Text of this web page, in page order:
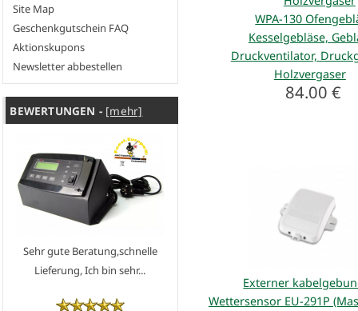
Site Map
Geschenkgutschein FAQ
Aktionskupons
Newsletter abbestellen
BEWERTUNGEN - [mehr]
Sehr gute Beratung,schnelle
Lieferung, Ich bin sehr...
WPA-130
Kesselgebläse,
Druckventilator,
Holzvergaser
84.00 €
Externer
Wettersensor EU-291P